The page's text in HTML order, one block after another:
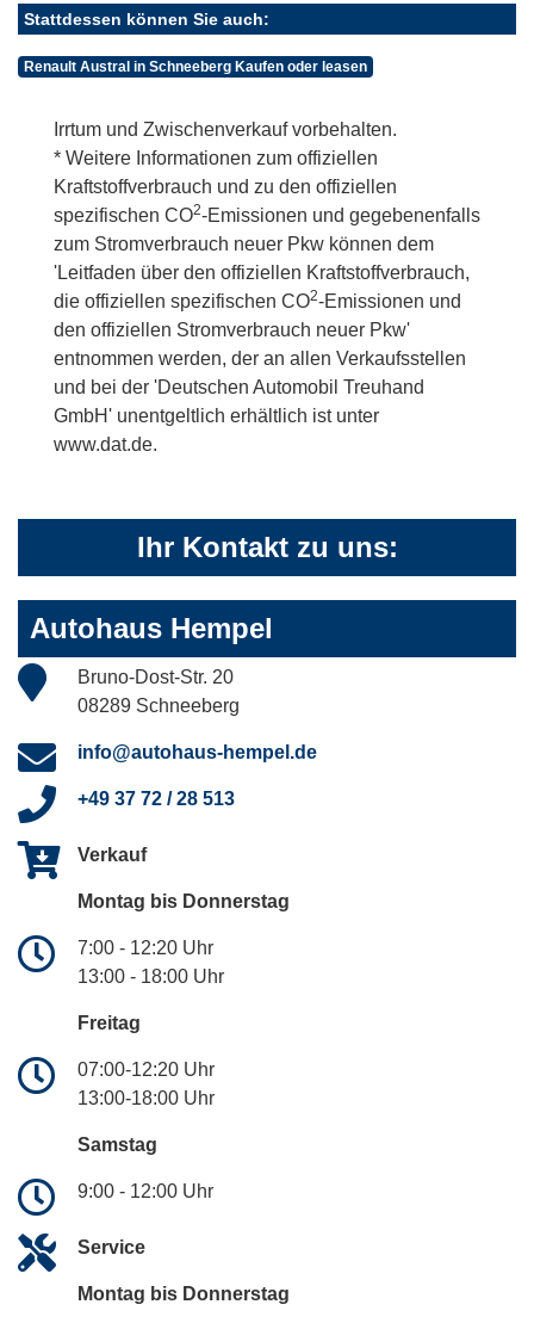
Stattdessen können Sie auch:
Renault Austral in Schneeberg Kaufen oder leasen
Irrtum und Zwischenverkauf vorbehalten.
* Weitere Informationen zum offiziellen
Kraftstoffverbrauch und zu den offiziellen
spezifischen CO2-Emissionen und gegebenenfalls
zum Stromverbrauch neuer Pkw können dem
'Leitfaden über den offiziellen Kraftstoffverbrauch,
die offiziellen spezifischen CO2-Emissionen und
den offiziellen Stromverbrauch neuer Pkw'
entnommen werden, der an allen Verkaufsstellen
und bei der 'Deutschen Automobil Treuhand
GmbH' unentgeltlich erhältlich ist unter
www.dat.de.
Ihr Kontakt zu uns:
Autohaus Hempel
Bruno-Dost-Str. 20
08289 Schneeberg
info@autohaus-hempel.de
+49 37 72 / 28 513
Verkauf
Montag bis Donnerstag
7:00 - 12:20 Uhr
13:00 - 18:00 Uhr
Freitag
07:00-12:20 Uhr
13:00-18:00 Uhr
Samstag
9:00 - 12:00 Uhr
Service
Montag bis Donnerstag